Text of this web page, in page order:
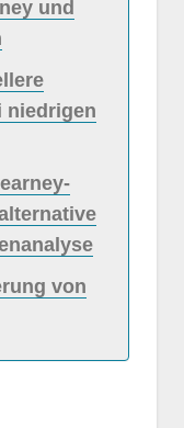
und
niedrigen
von